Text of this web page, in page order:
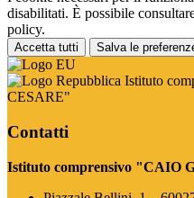
disabilitati. È possibile
policy.
Accetta tutti Salva le
Istituto
CESARE"
Contatti
Istituto comprensivo "CAIO